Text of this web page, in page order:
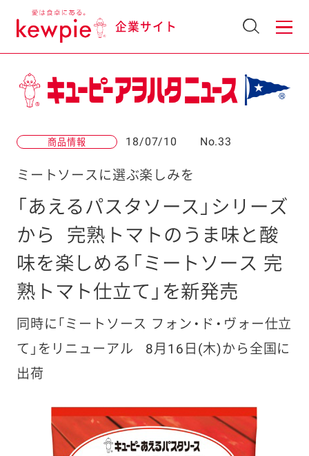
企業サイト
商品情報 18/07/10 No.33
ミートソースに選ぶ楽しみを
「あえるパスタソース」シリーズ
から
完熟トマトのうま味と酸
味を楽しめる「ミートソース 完
熟トマト仕立て」を新発売
同時に「ミートソース フォン・ド・ヴォー仕立
て」をリニューアル
8月16日(木)から全国に
出荷